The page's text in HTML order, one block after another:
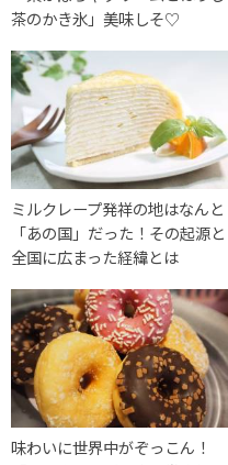
茶のかき氷」美味しそ♡
ミルクレープ発祥の地はなんと
「あの国」だった！その起源と
全国に広まった経緯とは
味わいに世界中がぞっこん！